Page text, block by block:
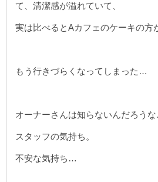
て、清潔感が溢れていて、
実は比べるとAカフェのケーキの
もう行きづらくなってしまった…
オーナーさんは知らないんだろう
スタッフの気持ち。
不安な気持ち…